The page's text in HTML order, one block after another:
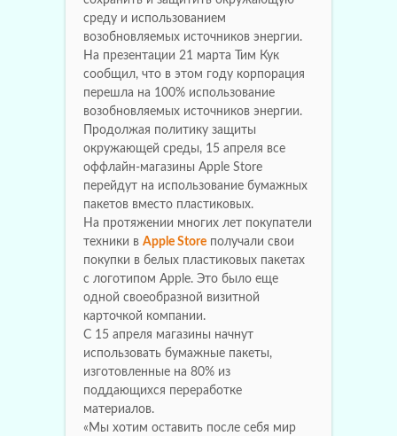
среду и использованием
возобновляемых источников энергии.
На презентации 21 марта Тим Кук
сообщил, что в этом году корпорация
перешла на 100% использование
возобновляемых источников энергии.
Продолжая политику защиты
окружающей среды, 15 апреля все
оффлайн-магазины Apple Store
перейдут на использование бумажных
пакетов вместо пластиковых.
На протяжении многих лет покупатели
техники в Apple Store получали свои
покупки в белых пластиковых пакетах
с логотипом Apple. Это было еще
одной своеобразной визитной
карточкой компании.
С 15 апреля магазины начнут
использовать бумажные пакеты,
изготовленные на 80% из
поддающихся переработке
материалов.
«Мы хотим оставить после себя мир